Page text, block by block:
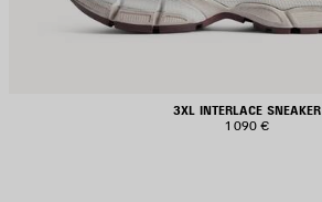
3XL INTERLACE SNEAKER
1 090 €